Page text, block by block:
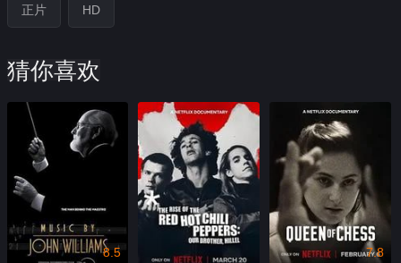
正片 HD
猜你喜欢
8.5 7.8